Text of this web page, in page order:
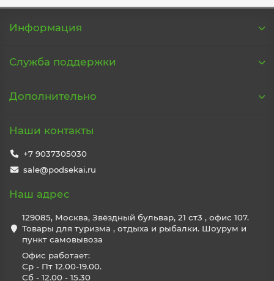
Информация
Служба поддержки
Дополнительно
Наши контакты
+7 9037305030
sale@podsekai.ru
Наш адрес
129085, Москва, Звёздный бульвар, 21 ст3 , офис 107.
Товары для туризма , отдыха и рыбалки. Шоурум и
пункт самовывоза
Офис работает:
Ср - Пт 12.00-19.00.
Сб - 12.00 - 15.30